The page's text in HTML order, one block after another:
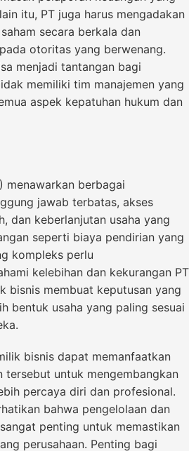
itu, PT juga harus mengadakan
secara berkala dan
otoritas yang berwenang.
menjadi tantangan bagi
memiliki tim manajemen yang
aspek kepatuhan hukum dan
menawarkan berbagai
jawab terbatas, akses
dan keberlanjutan usaha yang
seperti biaya pendirian yang
kompleks perlu
kelebihan dan kekurangan PT
bisnis membuat keputusan yang
bentuk usaha yang paling sesuai
bisnis dapat memanfaatkan
tersebut untuk mengembangkan
percaya diri dan profesional.
bahwa pengelolaan dan
penting untuk memastikan
perusahaan. Penting bagi